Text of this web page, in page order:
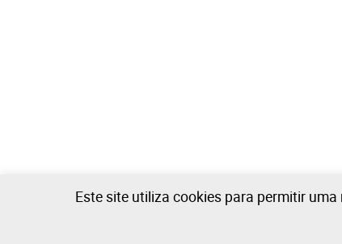
Este site utiliza cookies para permitir